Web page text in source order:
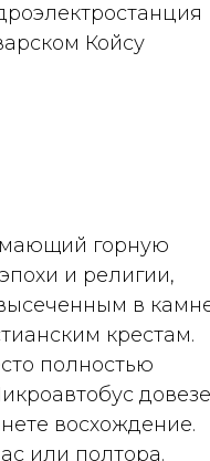
Койсу
горную
и религии,
в
крестам.
полностью
восхождение.
или полтора.